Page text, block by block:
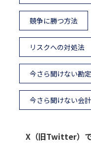
競争に勝つ方法
リスクへの対処法
今さら聞けない勘
今さら聞けない会
X（旧Twitter）